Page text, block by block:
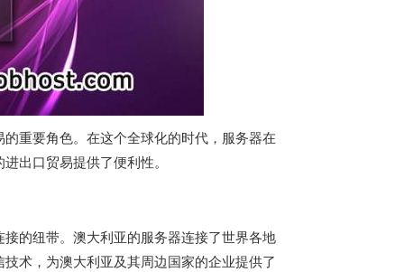
重要角色。在这个全球化的时代，服务器在
出口贸易提供了便利性。
的纽带。澳大利亚的服务器连接了世界各地
术，为澳大利亚及其周边国家的企业提供了